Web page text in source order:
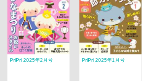
PriPri 2025年2月号 PriPri 2025年1月号